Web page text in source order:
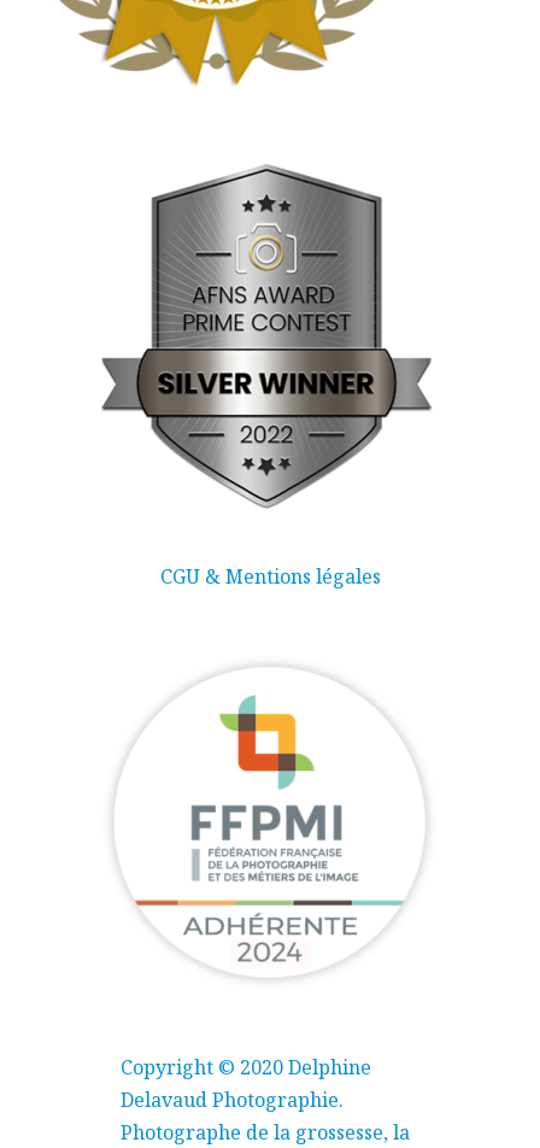
CGU & Mentions légales
Copyright © 2020 Delphine
Delavaud Photographie.
Photographe de la grossesse, la